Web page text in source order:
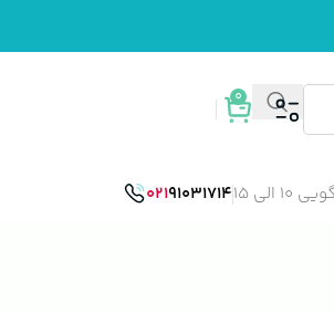
0
الی 15 02191031714